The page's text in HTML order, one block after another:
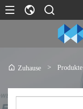
Zuhause > Produkte